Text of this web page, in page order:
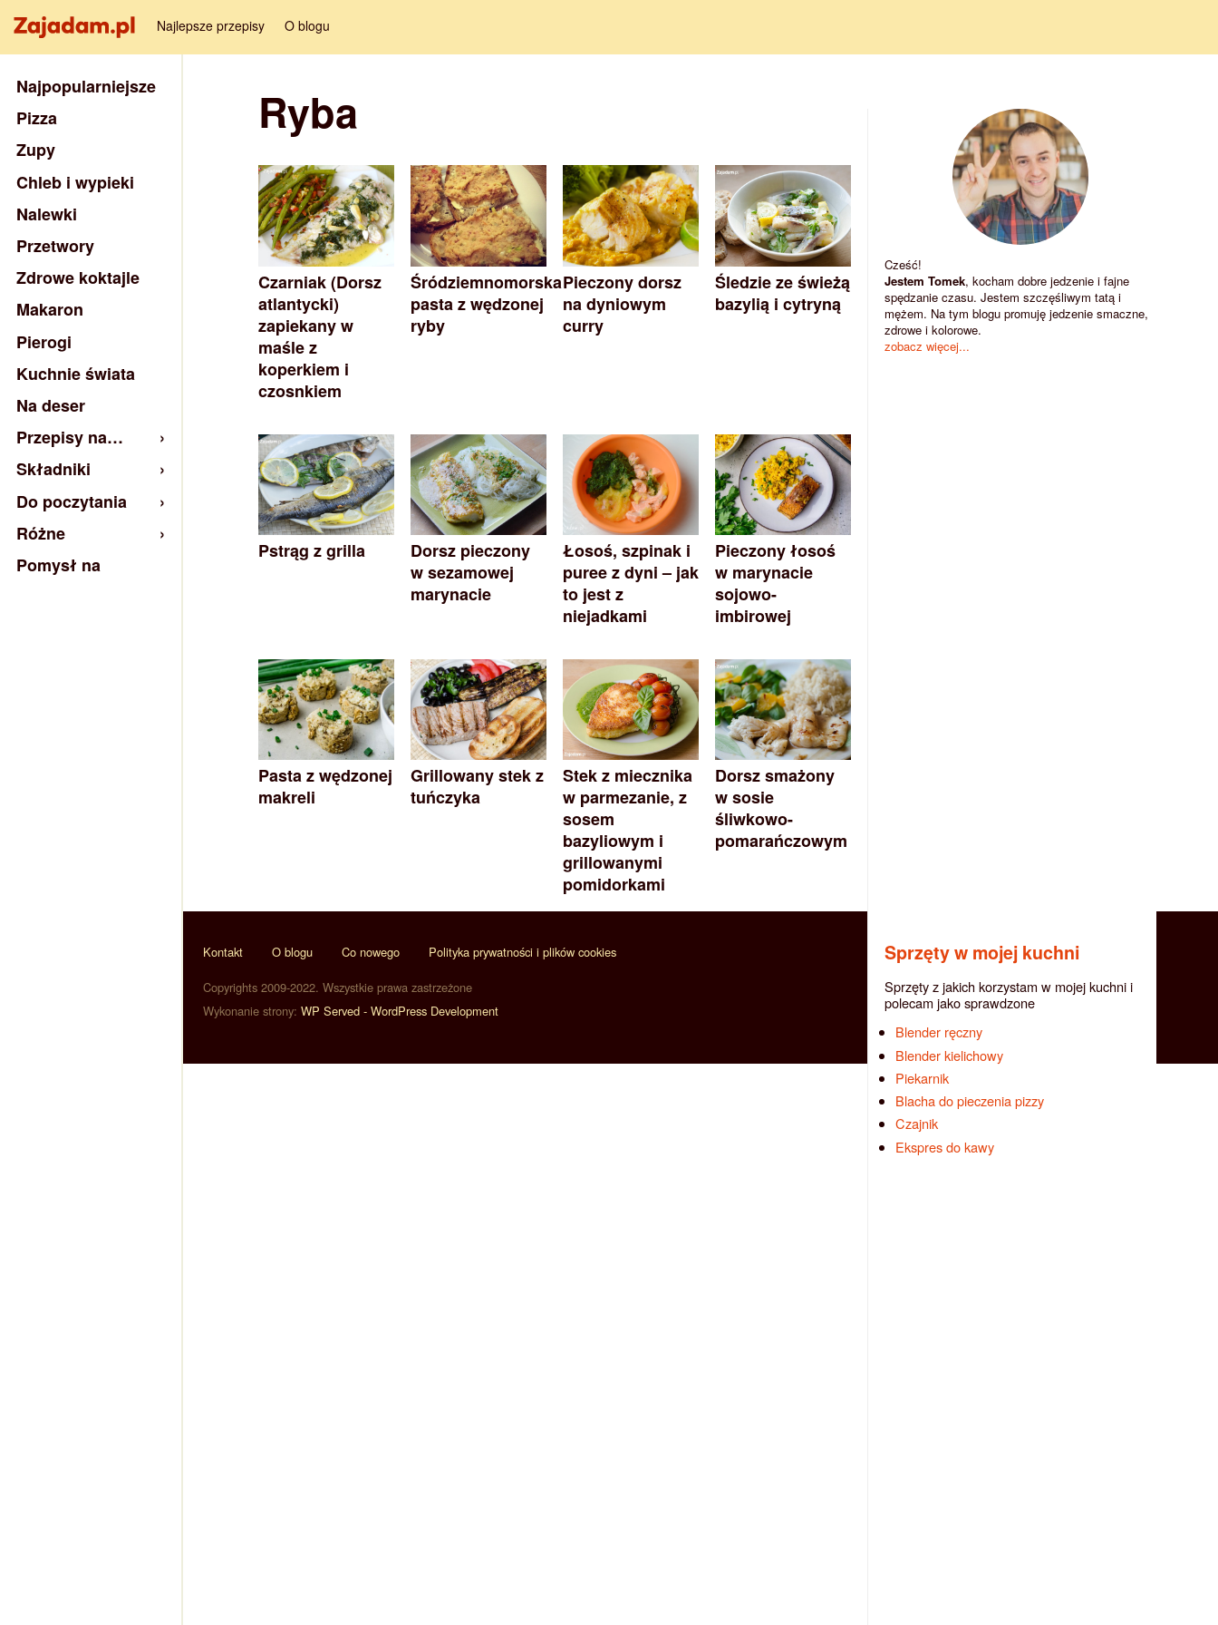
Najlepsze przepisy O blogu
Ryba
Czarniak (Dorsz
atlantycki)
zapiekany w
maśle z
koperkiem i
czosnkiem
Śródziemnomorska
pasta z wędzonej
ryby
Pieczony dorsz
na dyniowym
curry
Śledzie ze świeżą
bazylią i cytryną
Pstrąg z grilla
Dorsz pieczony
w sezamowej
marynacie
Łosoś, szpinak i
puree z dyni – jak
to jest z
niejadkami
Pieczony łosoś
w marynacie
sojowo-
imbirowej
Pasta z wędzonej
makreli
Grillowany stek z
tuńczyka
Stek z miecznika
w parmezanie, z
sosem
bazyliowym i
grillowanymi
pomidorkami
Dorsz smażony
w sosie
śliwkowo-
pomarańczowym
Najpopularniejsze
Pizza
Zupy
Chleb i wypieki
Nalewki
Przetwory
Zdrowe koktajle
Makaron
Pierogi
Kuchnie świata
Na deser
Przepisy na…
Składniki
Do poczytania
Różne
Pomysł na
Cześć!
Jestem Tomek, kocham dobre jedzenie i fajne
spędzanie czasu. Jestem szczęśliwym tatą i
mężem. Na tym blogu promuję jedzenie smaczne,
zdrowe i kolorowe.
zobacz więcej...
Sprzęty w mojej kuchni
Sprzęty z jakich korzystam w mojej kuchni i
polecam jako sprawdzone
Blender ręczny
Blender kielichowy
Piekarnik
Blacha do pieczenia pizzy
Czajnik
Ekspres do kawy
Kontakt O blogu Co nowego Polityka prywatności i plików cookies
Copyrights 2009-2022. Wszystkie prawa zastrzeżone
Wykonanie strony: WP Served - WordPress Development